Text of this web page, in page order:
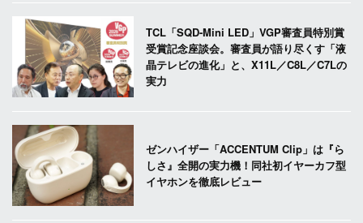
TCL「SQD-Mini LED」VGP審査員特別賞
受賞記念座談会。審査員が語り尽くす「液
晶テレビの進化」と、X11L／C8L／C7Lの
実力
ゼンハイザー「ACCENTUM Clip」は『ら
しさ』全開の実力機！同社初イヤーカフ型
イヤホンを徹底レビュー